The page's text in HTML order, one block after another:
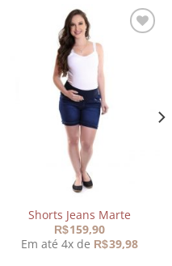
Shorts Jeans Marte
R$159,90
Em até 4x de R$39,98